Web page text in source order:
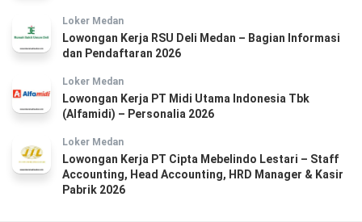
Loker Medan
Lowongan Kerja RSU Deli Medan – Bagian Informasi
dan Pendaftaran 2026
Loker Medan
Lowongan Kerja PT Midi Utama Indonesia Tbk
(Alfamidi) – Personalia 2026
Loker Medan
Lowongan Kerja PT Cipta Mebelindo Lestari – Staff
Accounting, Head Accounting, HRD Manager & Kasir
Pabrik 2026